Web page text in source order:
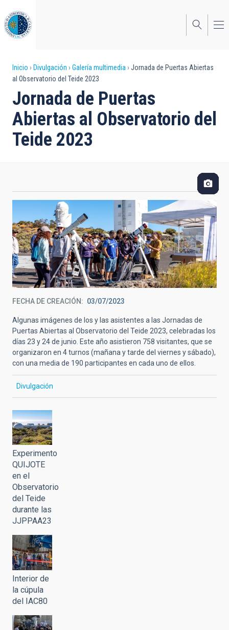
al
contenido
principal
Sobrescribir
enlaces
de
ayuda
a
Inicio Divulgación Galería multimedia
Jornada de Puertas Abiertas
al Observatorio del Teide 2023
Jornada de Puertas
Abiertas al Observatorio del
Teide 2023
FECHA DE CREACIÓN 03/07/2023
Algunas imágenes de los y las asistentes a las Jornadas de
Puertas Abiertas al Observatorio del Teide 2023, celebradas los
días 23 y 24 de junio. Este año asistieron 758 visitantes, que se
organizaron en 4 turnos (mañana y tarde del viernes y sábado),
con una media de 190 participantes en cada uno de ellos.
Divulgación
Experimento
QUIJOTE
en el
Observatorio
del Teide
durante las
JJPPAA23
Interior de
la cúpula
del IAC80